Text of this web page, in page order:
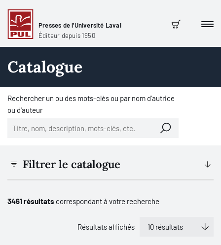
Presses de l'Université Laval
Éditeur depuis 1950
Panier
Catalogue
Rechercher un ou des mots-clés ou par nom d'autrice
ou d'auteur
Filtrer le catalogue
3461 résultats correspondant à votre recherche
Résultats affichés